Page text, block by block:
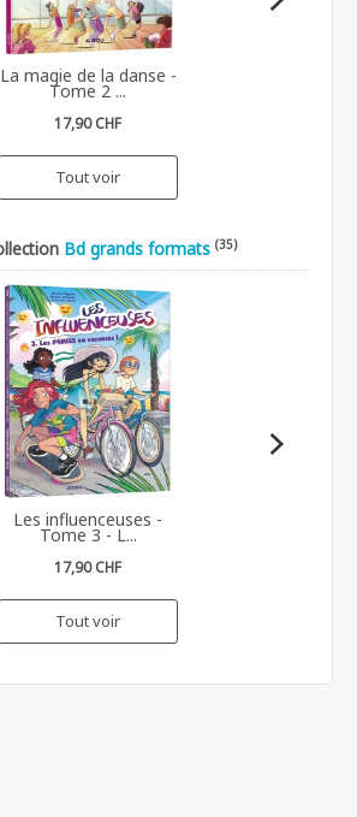
La magie de la danse -
Tome 2 ...
17,90 CHF
Tout voir
Bd grands formats (35)
Les influenceuses -
Tome 3 - L...
17,90 CHF
Tout voir